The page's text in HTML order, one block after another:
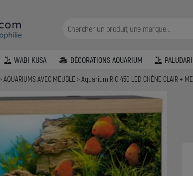
WABI KUSA DÉCORATIONS AQUARIUM
AQUARIUMS AVEC MEUBLE Aquarium RIO 450 LED CHÊNE CLAIR +